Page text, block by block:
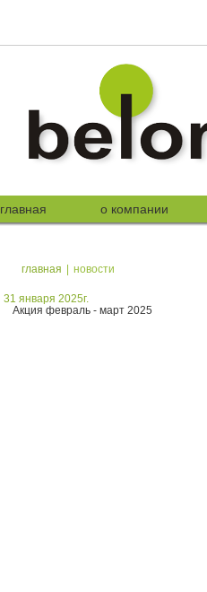
главная о компании
главная | новости
31 января 2025г.
Акция февраль - март 2025